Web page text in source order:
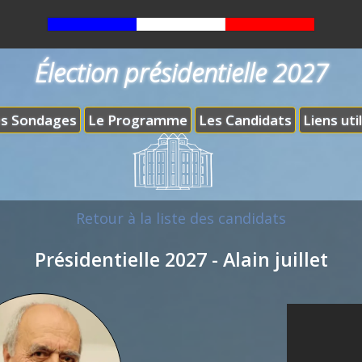
Sondages Le Programme Les Candidats Liens
Élection présidentielle 2027
Retour à la liste des candidats
Présidentielle 2027 - Alain juillet